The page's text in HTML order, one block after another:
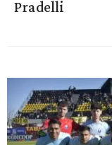
Pradelli